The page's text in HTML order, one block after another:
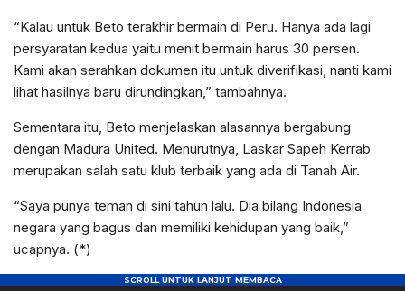
“Kalau untuk Beto terakhir bermain di Peru. Hanya ada lagi
persyaratan kedua yaitu menit bermain harus 30 persen.
Kami akan serahkan dokumen itu untuk diverifikasi, nanti kami
lihat hasilnya baru dirundingkan,” tambahnya.
Sementara itu, Beto menjelaskan alasannya bergabung
dengan Madura United. Menurutnya, ‎Laskar Sapeh Kerrab
merupakan salah satu klub terbaik yang ada di Tanah Air.
“Saya punya teman di sini tahun lalu. Dia bilang Indonesia
negara yang bagus dan memiliki kehidupan yang baik,”
ucapnya. (*)